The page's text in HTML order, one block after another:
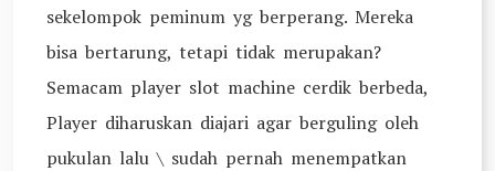
sekelompok peminum yg berperang. Mereka
bisa bertarung, tetapi tidak merupakan?
Semacam player slot machine cerdik berbeda,
Player diharuskan diajari agar berguling oleh
pukulan lalu \ sudah pernah menempatkan